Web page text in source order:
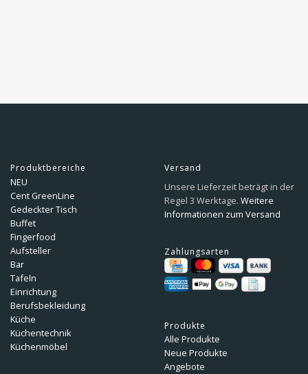
Produktbereiche
NEU
Cent GreenLine
Gedeckter Tisch
Buffet
Fingerfood
Aufsteller
Bar
Tafeln
Einrichtung
Berufsbekleidung
Küche
Küchentechnik
Küchenmöbel
Versand
Unsere Lieferzeit beträgt in der
Regel 3 Werktage. Weitere
Informationen zum Versand
Zahlungsarten
Produkte
Alle Produkte
Neue Produkte
Angebote